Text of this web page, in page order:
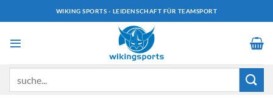
WIKING SPORTS - LEIDENSCHAFT FÜR TEAMSPORT